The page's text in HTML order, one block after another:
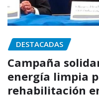
DESTACADAS
Campaña
energía limpia
rehabilitación